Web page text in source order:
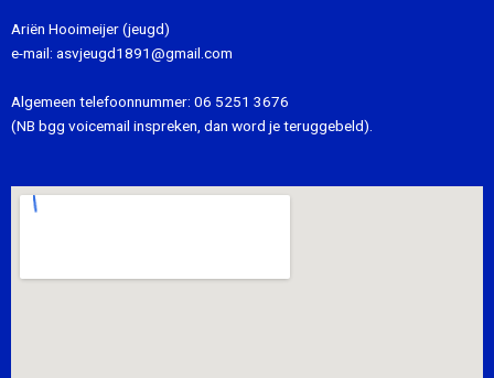
Ariën Hooimeijer (jeugd)
e-mail: asvjeugd1891@gmail.com
Algemeen telefoonnummer: 06 5251 3676
(NB bgg voicemail inspreken, dan word je teruggebeld).